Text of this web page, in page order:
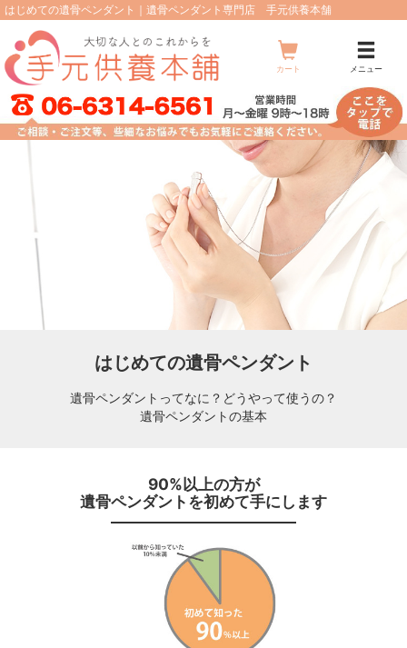
はじめての遺骨ペンダント｜遺骨ペンダント専門店 手元供養本舗
カート
メ
ニ
ュ
ー メニュー
はじめての遺骨ペンダント
遺骨ペンダントってなに？どうやって使うの？
遺骨ペンダントの基本
90%以上の方が
遺骨ペンダントを初めて手にします